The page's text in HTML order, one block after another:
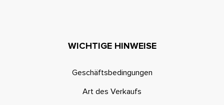
WICHTIGE HINWEISE
Geschäftsbedingungen
Art des Verkaufs